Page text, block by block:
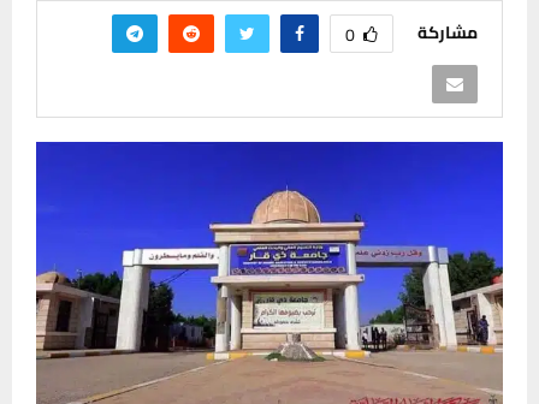
مشاركة 0